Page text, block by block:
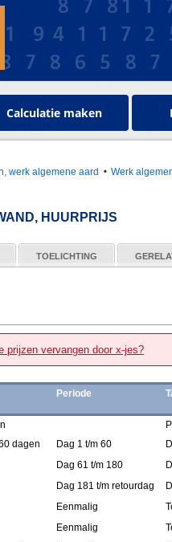
Calculatie maken
werk algemene aard
Werk
HUURPRIJS
TOELICHTING
prijzen vervangen door x-jes?
Periode
dagen
Dag 1 t/m 60
Dag 61 t/m 180
Dag 181 t/m retourdag
Eenmalig
Eenmalig